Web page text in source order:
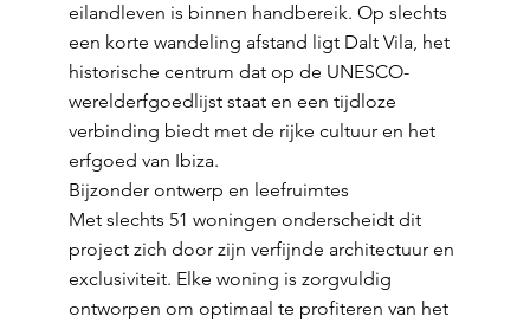
eilandleven is binnen handbereik. Op slechts
een korte wandeling afstand ligt Dalt Vila, het
historische centrum dat op de UNESCO-
werelderfgoedlijst staat en een tijdloze
verbinding biedt met de rijke cultuur en het
erfgoed van Ibiza.
Bijzonder ontwerp en leefruimtes
Met slechts 51 woningen onderscheidt dit
project zich door zijn verfijnde architectuur en
exclusiviteit. Elke woning is zorgvuldig
ontworpen om optimaal te profiteren van het